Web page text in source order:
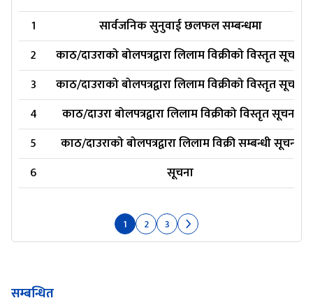
1
सार्वजनिक सुनुवाई छलफल सम्बन्धमा
2
काठ/दाउराको बोलपत्रद्वारा लिलाम विक्रीको विस्तृत सूचना
3
काठ/दाउराको बोलपत्रद्वारा लिलाम विक्रीको विस्तृत सूचना
4
काठ/दाउरा बोलपत्रद्वारा लिलाम विक्रीको विस्तृत सूचना
5
काठ/दाउराको बोलपत्रद्वारा लिलाम विक्री सम्बन्धी सूचना
6
सूचना
1 2 3
सम्बन्धित